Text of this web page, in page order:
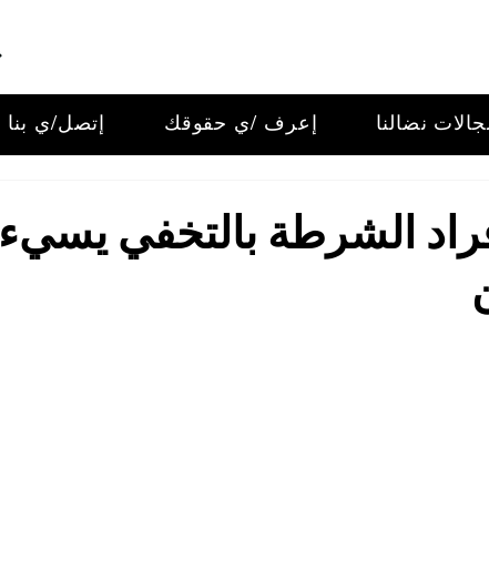
نضالنا إعرف /ي حقوقك إتصل/ي بنا
الشرطة بالتخفي يسيء